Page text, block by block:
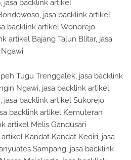
jasa backlink artikel
jasa backlink artikel
backlink artikel Wonorejo
artikel Bajang Talun Blitar, jasa
Tugu Trenggalek, jasa backlink
Ngawi, jasa backlink artikel
jasa backlink artikel Sukorejo
backlink artikel Kemuteran
artikel Melis Gandusari
Kandat Kandat Kediri, jasa
Sampang, jasa backlink